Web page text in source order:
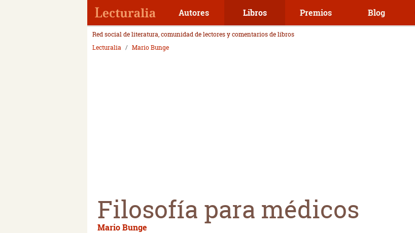
Autores Libros Premios Blog
Red social de literatura, comunidad de lectores y comentarios de libros
Lecturalia
Mario Bunge
Filosofía para médicos
Mario Bunge